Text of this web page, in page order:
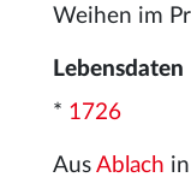
Weihen im
Lebensdaten
* 1726
Aus Ablach in